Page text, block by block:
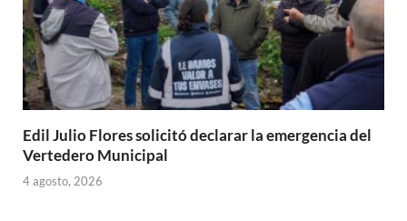
Edil Julio Flores solicitó declarar la emergencia del
Vertedero Municipal
4 agosto, 2026